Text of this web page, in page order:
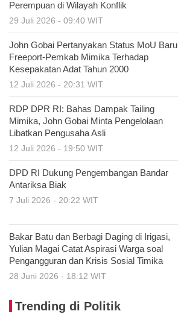
Perempuan di Wilayah Konflik
29 Juli 2026 - 09:40 WIT
John Gobai Pertanyakan Status MoU Baru
Freeport-Pemkab Mimika Terhadap
Kesepakatan Adat Tahun 2000
12 Juli 2026 - 20:31 WIT
RDP DPR RI: Bahas Dampak Tailing
Mimika, John Gobai Minta Pengelolaan
Libatkan Pengusaha Asli
12 Juli 2026 - 19:50 WIT
DPD RI Dukung Pengembangan Bandar
Antariksa Biak
7 Juli 2026 - 20:22 WIT
Bakar Batu dan Berbagi Daging di Irigasi,
Yulian Magai Catat Aspirasi Warga soal
Pengangguran dan Krisis Sosial Timika
28 Juni 2026 - 18:12 WIT
Trending di Politik